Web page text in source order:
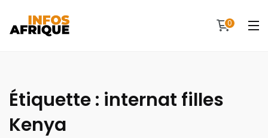
0
Étiquette : internat filles
Kenya